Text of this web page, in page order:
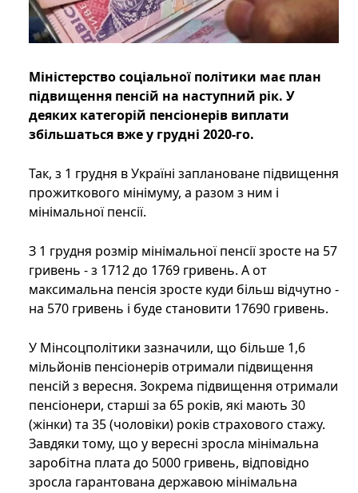
Міністерство соціальної політики має план
підвищення пенсій на наступний рік. У
деяких категорій пенсіонерів виплати
збільшаться вже у грудні 2020-го.
Так, з 1 грудня в Україні заплановане підвищення
прожиткового мінімуму, а разом з ним і
мінімальної пенсії.
З 1 грудня розмір мінімальної пенсії зросте на 57
гривень - з 1712 до 1769 гривень. А от
максимальна пенсія зросте куди більш відчутно -
на 570 гривень і буде становити 17690 гривень.
У Мінсоцполітики зазначили, що більше 1,6
мільйонів пенсіонерів отримали підвищення
пенсій з вересня. Зокрема підвищення отримали
пенсіонери, старші за 65 років, які мають 30
(жінки) та 35 (чоловіки) років страхового стажу.
Завдяки тому, що у вересні зросла мінімальна
заробітна плата до 5000 гривень, відповідно
зросла гарантована державою мінімальна